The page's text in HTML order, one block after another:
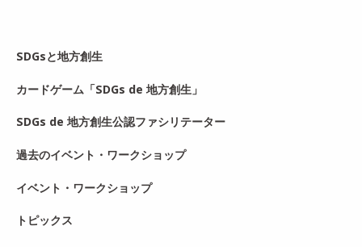
SDGsと地方創生
カードゲーム「SDGs de 地方創生」
SDGs de 地方創生公認ファシリテーター
過去のイベント・ワークショップ
イベント・ワークショップ
トピックス